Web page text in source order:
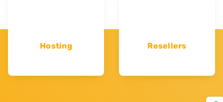
Hosting Resellers